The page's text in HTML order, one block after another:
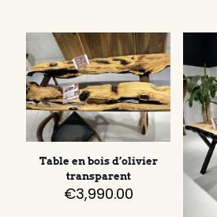
Table en bois d’olivier
transparent
€3,990.00